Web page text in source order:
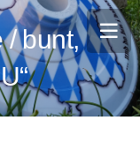
/ bunt,